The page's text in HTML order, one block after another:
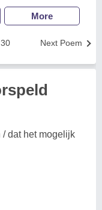
More
Next Poem
/ dat het mogelijk